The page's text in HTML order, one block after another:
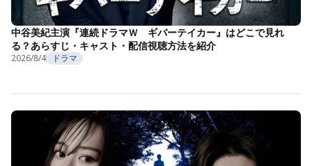
中谷美紀主演『連続ドラマＷ ギバーテイカー』はどこで見れ
る？あらすじ・キャスト・配信視聴方法を紹介
2026/8/4 ドラマ